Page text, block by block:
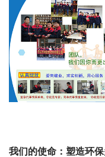
我们的使命：塑造环